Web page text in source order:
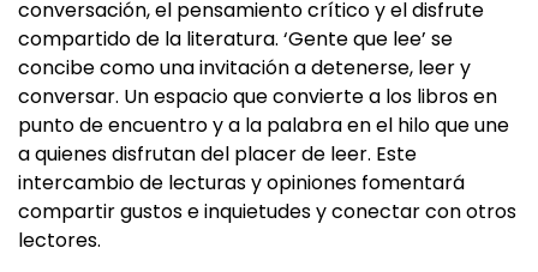
espacios culturales abiertos que favorezcan la
conversación, el pensamiento crítico y el disfrute
compartido de la literatura. ‘Gente que lee’ se
concibe como una invitación a detenerse, leer y
conversar. Un espacio que convierte a los libros en
punto de encuentro y a la palabra en el hilo que une
a quienes disfrutan del placer de leer. Este
intercambio de lecturas y opiniones fomentará
compartir gustos e inquietudes y conectar con otros